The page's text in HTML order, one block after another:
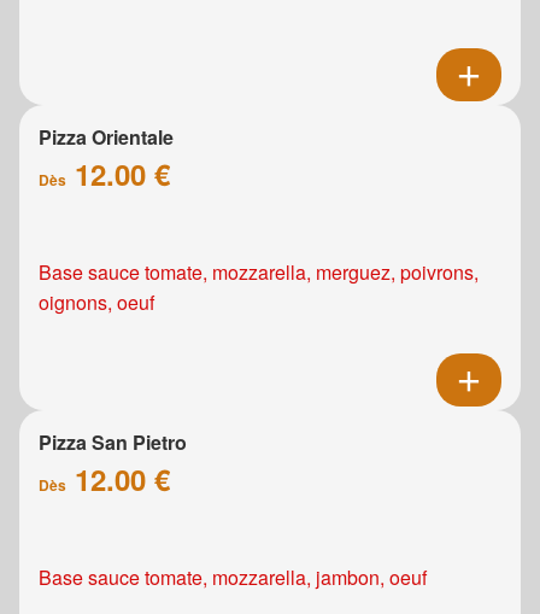
Pizza Orientale
Dès 12.00 €
Base sauce tomate, mozzarella, merguez, poivrons,
oignons, oeuf
Pizza San Pietro
Dès 12.00 €
Base sauce tomate, mozzarella, jambon, oeuf